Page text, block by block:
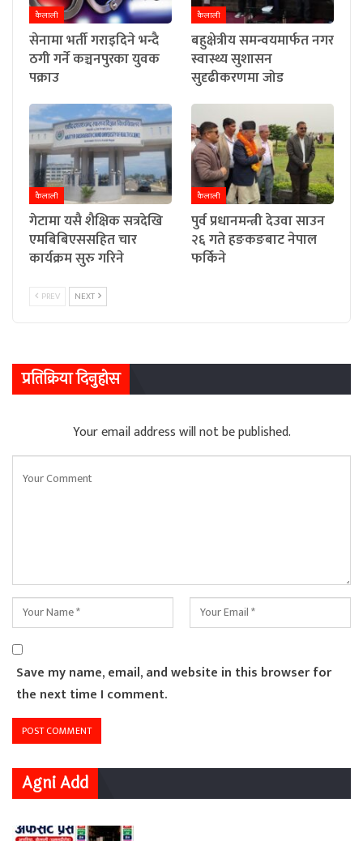
कैलाली
सेनामा भर्ती गराइदिने भन्दै
ठगी गर्ने कञ्चनपुरका युवक
पक्राउ
कैलाली
बहुक्षेत्रीय समन्वयमार्फत नगर
स्वास्थ्य सुशासन
सुदृढीकरणमा जोड
कैलाली
गेटामा यसै शैक्षिक सत्रदेखि
एमबिबिएससहित चार
कार्यक्रम सुरु गरिने
कैलाली
पुर्व प्रधानमन्त्री देउवा साउन
२६ गते हङकङबाट नेपाल
फर्किने
PREV NEXT
प्रतिक्रिया दिनुहोस
Your email address will not be published.
Save my name, email, and website in this browser for
the next time I comment.
Agni Add